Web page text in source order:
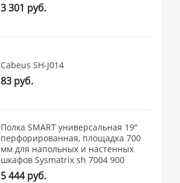
3 301 руб.
Cabeus SH-J014
83 руб.
Полка SMART универсальная 19"
перфорированная, площадка 700
мм для напольных и настенных
шкафов Sysmatrix sh 7004 900
5 444 руб.